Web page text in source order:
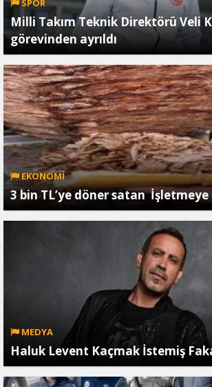
SPOR
Milli Takım Teknik Direktörü Veli
görevinden ayrıldı
EKONOMİ
3 bin TL’ye döner satan İşletmeye
MEDYA
Haluk Levent Kaçmak İstemiş